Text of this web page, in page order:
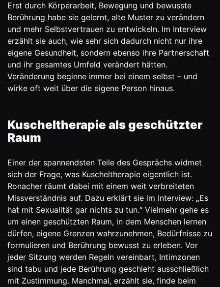
Erst durch Körperarbeit, Bewegung und bewusste
Berührung habe sie gelernt, alte Muster zu verändern
und mehr Selbstvertrauen zu entwickeln. Im Interview
erzählt sie auch, wie sehr sich dadurch nicht nur ihre
eigene Gesundheit, sondern ebenso ihre Partnerschaft
und ihr gesamtes Umfeld verändert hätten.
Veränderung beginne immer bei einem selbst – und
wirke oft weit über die eigene Person hinaus.
Kuscheltherapie als geschützter
Raum
Einer der spannendsten Teile des Gesprächs widmet
sich der Frage, was Kuscheltherapie eigentlich ist.
Ronacher räumt dabei mit einem weit verbreiteten
Missverständnis auf. Dazu erklärt sie im Interview: „Es
hat mit Sexualität gar nichts zu tun.“ Vielmehr gehe es
um einen geschützten Raum, in dem Menschen lernen
dürfen, eigene Grenzen wahrzunehmen, Bedürfnisse zu
formulieren und Berührung bewusst zu erleben. Vor
jeder Sitzung werden Regeln vereinbart, Intimzonen
sind tabu und jede Berührung geschieht ausschließlich
mit Zustimmung. Manchmal, erzählt sie, finde beim